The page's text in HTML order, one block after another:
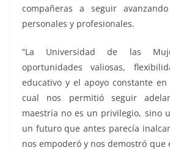
compañeras a seguir
personales y profesionales.
“La Universidad de las
oportunidades valiosas,
educativo y el apoyo constante
cual nos permitió seguir
maestría no es un privilegio, sino
un futuro que antes parecía
nos empoderó y nos demostró